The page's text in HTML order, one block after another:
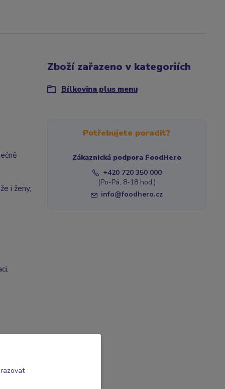
i ženy,
Zboží zařazeno v kategoriích
Bílkovina plus menu
Potřebujete poradit?
Zákaznická podpora FoodHero
+420 720 350 000
(Po-Pá, 8-18 hod.)
info@foodhero.cz